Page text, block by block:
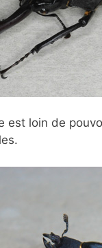
est loin de